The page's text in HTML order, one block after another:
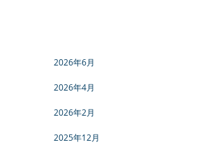
2026年6月
2026年4月
2026年2月
2025年12月